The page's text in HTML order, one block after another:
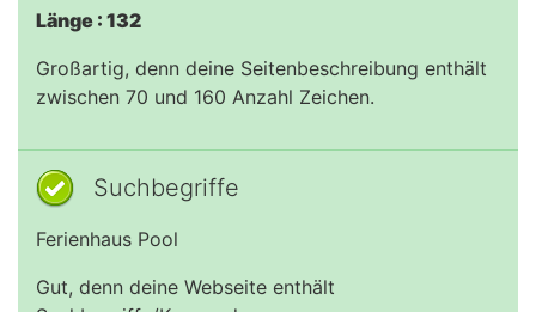
Länge : 132
Großartig, denn deine Seitenbeschreibung enthält
zwischen 70 und 160 Anzahl Zeichen.
Suchbegriffe
Ferienhaus Pool
Gut, denn deine Webseite enthält